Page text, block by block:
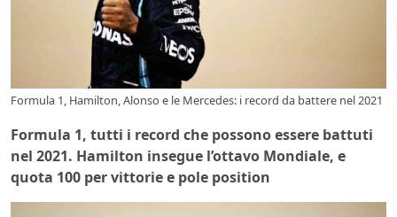
Formula 1, Hamilton, Alonso e le Mercedes: i record da battere nel 2021
Formula 1, tutti i record che possono essere battuti
nel 2021. Hamilton insegue l’ottavo Mondiale, e
quota 100 per vittorie e pole position